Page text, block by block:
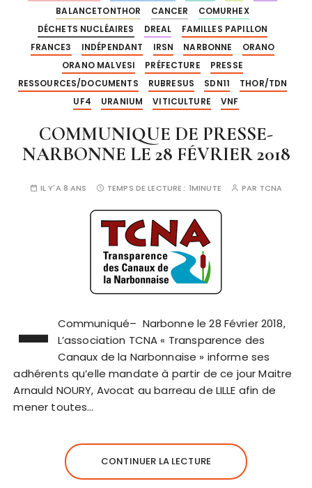
BALANCETONTHOR
CANCER
COMURHEX
DÉCHETS NUCLÉAIRES
DREAL
FAMILLES PAPILLON
FRANCE3
INDÉPENDANT IRSN NARBONNE
ORANO
ORANO MALVESI
PRÉFECTURE
PRESSE
RESSOURCES/DOCUMENTS
RUBRESUS SDN11
THOR/TDN
UF4
URANIUM VITICULTURE VNF
COMMUNIQUE DE PRESSE-
NARBONNE LE 28 FÉVRIER 2018
IL Y'A 8 ANS TEMPS DE LECTURE : 1MINUTE PAR TCNA
–
Communiqué– Narbonne le 28 Février 2018,
L’association TCNA « Transparence des
Canaux de la Narbonnaise » informe ses
adhérents qu’elle mandate à partir de ce jour Maitre
Arnauld NOURY, Avocat au barreau de LILLE afin de
mener toutes…
CONTINUER LA LECTURE